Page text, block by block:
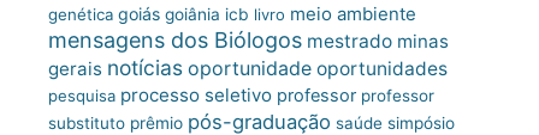
genética goiás goiânia icb livro meio ambiente
mensagens dos Biólogos mestrado minas
gerais notícias oportunidade oportunidades
pesquisa processo seletivo professor professor
substituto prêmio pós-graduação saúde simpósio